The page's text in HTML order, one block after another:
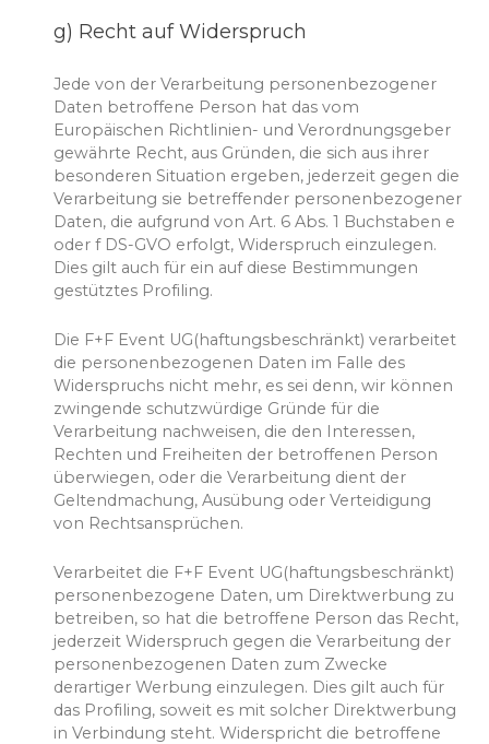
g) Recht auf Widerspruch
Jede von der Verarbeitung personenbezogener
Daten betroffene Person hat das vom
Europäischen Richtlinien- und Verordnungsgeber
gewährte Recht, aus Gründen, die sich aus ihrer
besonderen Situation ergeben, jederzeit gegen die
Verarbeitung sie betreffender personenbezogener
Daten, die aufgrund von Art. 6 Abs. 1 Buchstaben e
oder f DS-GVO erfolgt, Widerspruch einzulegen.
Dies gilt auch für ein auf diese Bestimmungen
gestütztes Profiling.
Die F+F Event UG(haftungsbeschränkt) verarbeitet
die personenbezogenen Daten im Falle des
Widerspruchs nicht mehr, es sei denn, wir können
zwingende schutzwürdige Gründe für die
Verarbeitung nachweisen, die den Interessen,
Rechten und Freiheiten der betroffenen Person
überwiegen, oder die Verarbeitung dient der
Geltendmachung, Ausübung oder Verteidigung
von Rechtsansprüchen.
Verarbeitet die F+F Event UG(haftungsbeschränkt)
personenbezogene Daten, um Direktwerbung zu
betreiben, so hat die betroffene Person das Recht,
jederzeit Widerspruch gegen die Verarbeitung der
personenbezogenen Daten zum Zwecke
derartiger Werbung einzulegen. Dies gilt auch für
das Profiling, soweit es mit solcher Direktwerbung
in Verbindung steht. Widerspricht die betroffene